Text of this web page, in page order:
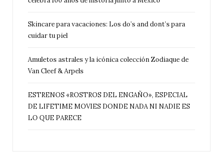
Skincare para vacaciones: Los do’s and dont’s para
cuidar tu piel
Amuletos astrales y la icónica colección Zodiaque de
Van Cleef & Arpels
ESTRENOS «ROSTROS DEL ENGAÑO», ESPECIAL
DE LIFETIME MOVIES DONDE NADA NI NADIE ES
LO QUE PARECE